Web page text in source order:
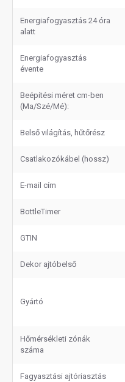
Energiafogyasztás 24 óra
alatt
Energiafogyasztás
évente
Beépítési méret cm-ben
(Ma/Szé/Mé):
Belső világítás, hűtőrész
Csatlakozókábel (hossz)
E-mail cím
BottleTimer
GTIN
Dekor ajtóbelső
Gyártó
Hőmérsékleti zónák
száma
Fagyasztási ajtóriasztás